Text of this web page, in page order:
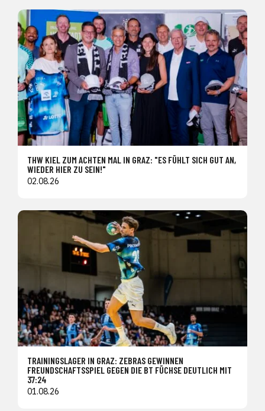
THW KIEL ZUM ACHTEN MAL IN GRAZ: "ES FÜHLT SICH GUT AN,
WIEDER HIER ZU SEIN!"
02.08.26
TRAININGSLAGER IN GRAZ: ZEBRAS GEWINNEN
FREUNDSCHAFTSSPIEL GEGEN DIE BT FÜCHSE DEUTLICH MIT
37:24
01.08.26